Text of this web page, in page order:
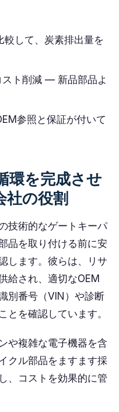
較して、炭素排出量を
ト削減 — 新品部品よ
参照と保証が付いて
環を完成させ
社の役割
技術的なゲートキーパ
品を取り付ける前に安
します。彼らは、リサ
給され、適切なOEM
別番号（VIN）や診断
とを確認しています。
や複雑な電子機器を含
クル部品をますます採
、コストを効果的に管